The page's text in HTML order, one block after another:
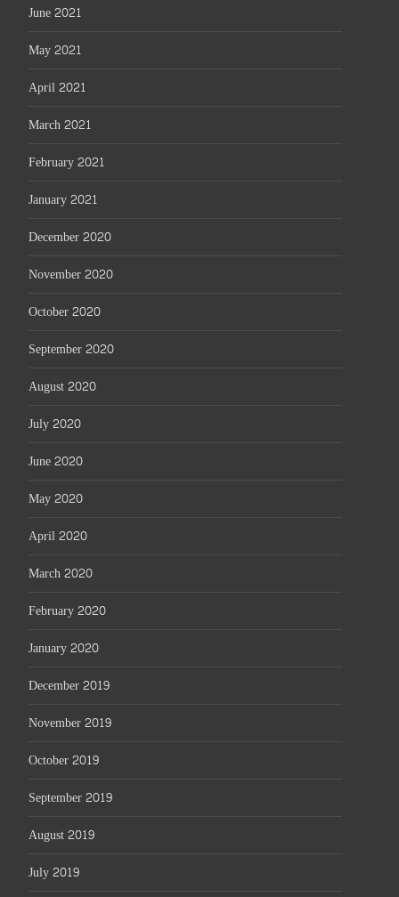
June 2021
May 2021
April 2021
March 2021
February 2021
January 2021
December 2020
November 2020
October 2020
September 2020
August 2020
July 2020
June 2020
May 2020
April 2020
March 2020
February 2020
January 2020
December 2019
November 2019
October 2019
September 2019
August 2019
July 2019